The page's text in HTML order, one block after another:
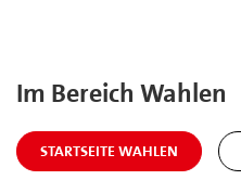
Im Bereich Wahlen
STARTSEITE WAHLEN